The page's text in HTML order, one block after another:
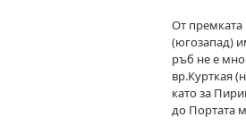
От премката
(югозапад)
ръб не е
вр.Курткая
като за
до Портата